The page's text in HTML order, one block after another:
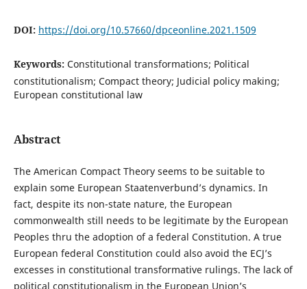
DOI: https://doi.org/10.57660/dpceonline.2021.1509
Keywords: Constitutional transformations; Political
constitutionalism; Compact theory; Judicial policy making;
European constitutional law
Abstract
The American Compact Theory seems to be suitable to
explain some European Staatenverbund’s dynamics. In
fact, despite its non-state nature, the European
commonwealth still needs to be legitimate by the European
Peoples thru the adoption of a federal Constitution. A true
European federal Constitution could also avoid the ECJ’s
excesses in constitutional transformative rulings. The lack of
political constitutionalism in the European Union’s